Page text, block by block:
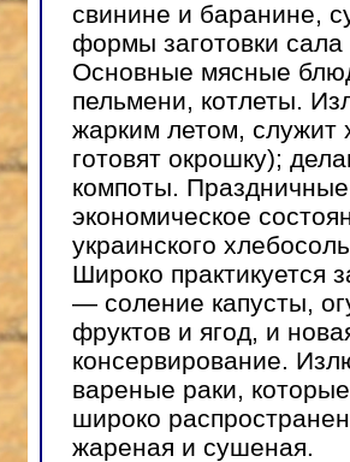
свинине и баранине,
формы заготовки сала
Основные мясные
пельмени, котлеты.
жарким летом, служит
готовят окрошку);
компоты.
экономическое
украинского
Широко практикуется
— соление капусты,
фруктов и ягод, и
консервирование.
вареные раки,
широко
жареная и сушеная.